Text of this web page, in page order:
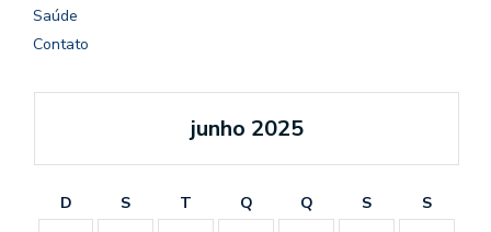
Saúde
Contato
junho 2025
D S T Q Q S
S